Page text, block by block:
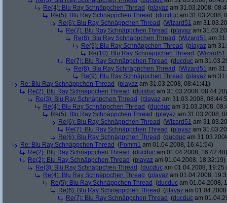
Re(4): Blu Ray Schnäppchen Thread (playaz am 31.03.2008,
Re(5): Blu Ray Schnäppchen Thread (ducduc am 31.03.2008,
Re(6): Blu Ray Schnäppchen Thread (Wizard51 am
Re(7): Blu Ray Schnäppchen Thread (playaz am
Re(8): Blu Ray Schnäppchen Thread (Wizard51 am
Re(9): Blu Ray Schnäppchen Thread (playaz am
Re(10): Blu Ray Schnäppchen Thread (Wizard51
Re(7): Blu Ray Schnäppchen Thread (ducduc am
Re(8): Blu Ray Schnäppchen Thread (Wizard51 am
Re(9): Blu Ray Schnäppchen Thread (playaz am
Re: Blu Ray Schnäppchen Thread (playaz am 31.03.2008, 08:41:41)
Re(2): Blu Ray Schnäppchen Thread (ducduc am 31.03.2008, 08:44:20)
Re(3): Blu Ray Schnäppchen Thread (playaz am 31.03.2008,
Re(4): Blu Ray Schnäppchen Thread (ducduc am 31.03.2008,
Re(5): Blu Ray Schnäppchen Thread (playaz am 31.03.2008,
Re(6): Blu Ray Schnäppchen Thread (Wizard51 am
Re(7): Blu Ray Schnäppchen Thread (playaz am
Re(6): Blu Ray Schnäppchen Thread (ducduc am
Re: Blu Ray Schnäppchen Thread (Pomm1 am 01.04.2008, 16:41:54)
Re(2): Blu Ray Schnäppchen Thread (ducduc am 01.04.2008, 16:42:48)
Re(2): Blu Ray Schnäppchen Thread (playaz am 01.04.2008, 18:32:19)
Re(3): Blu Ray Schnäppchen Thread (ducduc am 01.04.2008,
Re(4): Blu Ray Schnäppchen Thread (playaz am 01.04.2008,
Re(5): Blu Ray Schnäppchen Thread (ducduc am 01.04.2008,
Re(6): Blu Ray Schnäppchen Thread (playaz am
Re(7): Blu Ray Schnäppchen Thread (ducduc am